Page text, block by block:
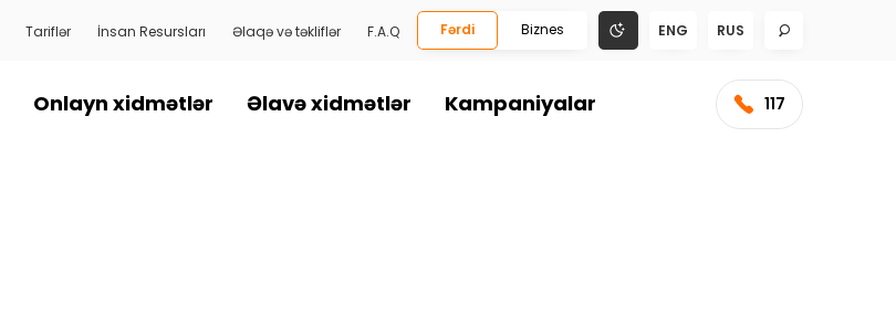
Tariflər İnsan Resursları Əlaqə və təkliflər F.A.Q Fərdi Biznes ENG RUS
Onlayn xidmətlər Əlavə xidmətlər Kampaniyalar 117